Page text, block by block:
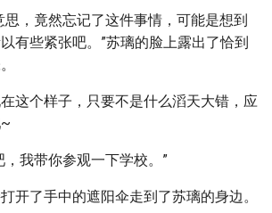
思，竟然忘记了这件事情，可能是想到
有些紧张吧。”苏璃的脸上露出了恰到
这个样子，只要不是什么滔天大错，应
，我带你参观一下学校。”
开了手中的遮阳伞走到了苏璃的身边。